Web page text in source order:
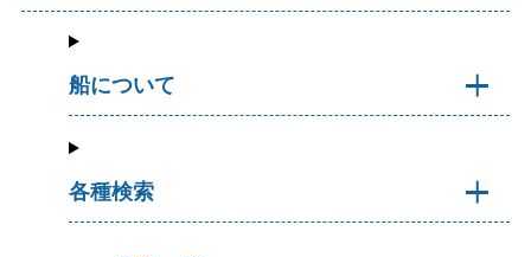
船について
各種検索